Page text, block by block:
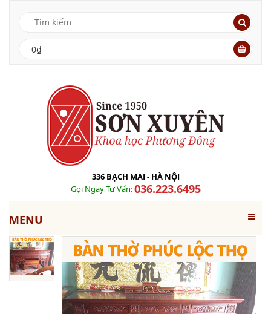
0₫
336 BẠCH MAI - HÀ NỘI
Gọi Ngay Tư Vấn:036.223.6495
MENU